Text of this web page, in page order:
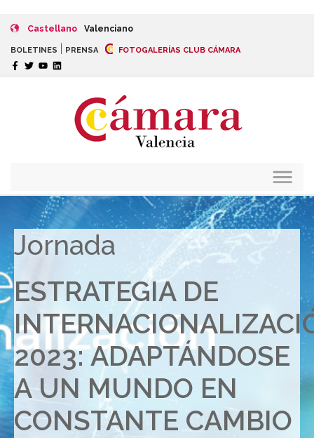
Castellano Valenciano
BOLETINES PRENSA FOTOGALERÍAS CLUB CÁMARA
Jornada
ESTRATEGIA DE
2023: ADAPTÁNDOSE
A UN MUNDO EN
CONSTANTE CAMBIO